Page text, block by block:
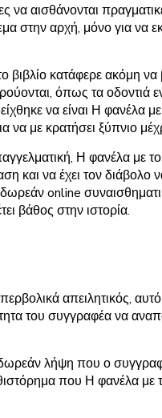
να αισθάνονται
στην αρχή, μόνο για
κατάφερε ακόμη να
όπως τα
να είναι Η φανέλα
να με κρατήσει ξύπνιο
Η φανέλα με
και να έχει τον
online
βάθος στην ιστορία.
απειλητικός,
του συγγραφέα να
λήψη που ο
που Η φανέλα